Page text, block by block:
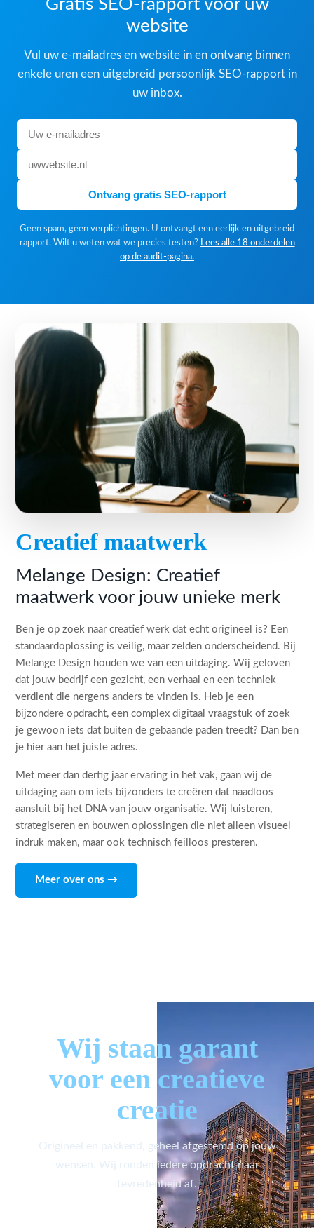
Gratis SEO-rapport voor uw
website
Vul uw e-mailadres en website in en ontvang binnen
enkele uren een uitgebreid persoonlijk SEO-rapport in
uw inbox.
Ontvang gratis SEO-rapport
Geen spam, geen verplichtingen. U ontvangt een eerlijk en uitgebreid
rapport. Wilt u weten wat we precies testen? Lees alle 18 onderdelen
op de audit-pagina.
Creatief maatwerk
Melange Design: Creatief
maatwerk voor jouw unieke merk
Ben je op zoek naar creatief werk dat echt origineel is? Een
standaardoplossing is veilig, maar zelden onderscheidend. Bij
Melange Design houden we van een uitdaging. Wij geloven
dat jouw bedrijf een gezicht, een verhaal en een techniek
verdient die nergens anders te vinden is. Heb je een
bijzondere opdracht, een complex digitaal vraagstuk of zoek
je gewoon iets dat buiten de gebaande paden treedt? Dan ben
je hier aan het juiste adres.
Met meer dan dertig jaar ervaring in het vak, gaan wij de
uitdaging aan om iets bijzonders te creëren dat naadloos
aansluit bij het DNA van jouw organisatie. Wij luisteren,
strategiseren en bouwen oplossingen die niet alleen visueel
indruk maken, maar ook technisch feilloos presteren.
Meer over ons →
Wij staan garant
voor een creatieve
creatie
Origineel en pakkend, geheel afgestemd op jouw
wensen. Wij ronden iedere opdracht naar
tevredenheid af.